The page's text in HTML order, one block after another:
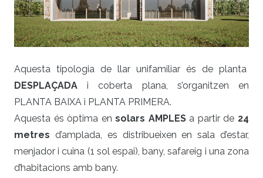
Aquesta tipologia de llar unifamiliar és de planta
DESPLAÇADAi coberta plana, s’organitzen en
PLANTA BAIXA i PLANTA PRIMERA.
Aquesta és òptima ensolars AMPLESa partir de 24
metres d’amplada, es distribueixen en sala d’estar,
menjador i cuina (1 sol espai), bany, safareig i una zona
d’habitacions amb bany.